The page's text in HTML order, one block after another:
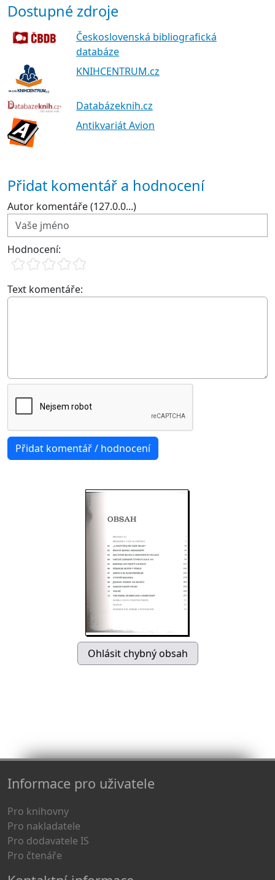
Dostupné zdroje
Československá bibliografická
databáze
KNIHCENTRUM.cz
Databázeknih.cz
Antikvariát Avion
Přidat komentář a hodnocení
Autor komentáře (127.0.0...)
Hodnocení:
Text komentáře:
Informace pro uživatele
Pro knihovny
Pro nakladatele
Pro dodavatele IS
Pro čtenáře